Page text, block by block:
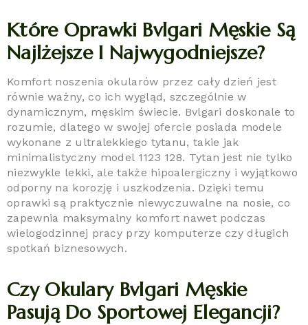
Które Oprawki Bvlgari Męskie Są
Najlżejsze I Najwygodniejsze?
Komfort noszenia okularów przez cały dzień jest
równie ważny, co ich wygląd, szczególnie w
dynamicznym, męskim świecie. Bvlgari doskonale to
rozumie, dlatego w swojej ofercie posiada modele
wykonane z ultralekkiego tytanu, takie jak
minimalistyczny model 1123 128. Tytan jest nie tylko
niezwykle lekki, ale także hipoalergiczny i wyjątkowo
odporny na korozję i uszkodzenia. Dzięki temu
oprawki są praktycznie niewyczuwalne na nosie, co
zapewnia maksymalny komfort nawet podczas
wielogodzinnej pracy przy komputerze czy długich
spotkań biznesowych.
Czy Okulary Bvlgari Męskie
Pasują Do Sportowej Elegancji?